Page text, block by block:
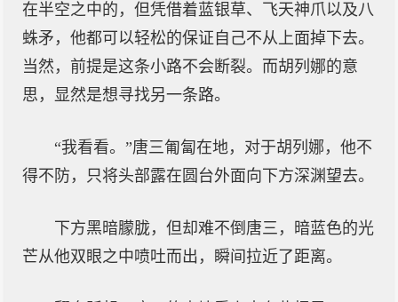
在半空之中的，但凭借着蓝银草、飞天神爪以及八
蛛矛，他都可以轻松的保证自己不从上面掉下去。
当然，前提是这条小路不会断裂。而胡列娜的意
思，显然是想寻找另一条路。
“我看看。”唐三匍匐在地，对于胡列娜，他不
得不防，只将头部露在圆台外面向下方深渊望去。
下方黑暗朦胧，但却难不倒唐三，暗蓝色的光
芒从他双眼之中喷吐而出，瞬间拉近了距离。